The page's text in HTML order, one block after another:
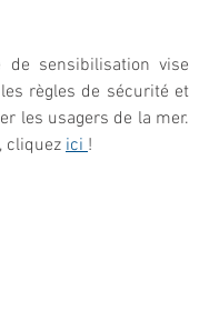
de sensibilisation vise
règles de sécurité et
les usagers de la mer.
cliquez ici !